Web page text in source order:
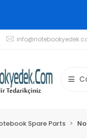
Spare Parts